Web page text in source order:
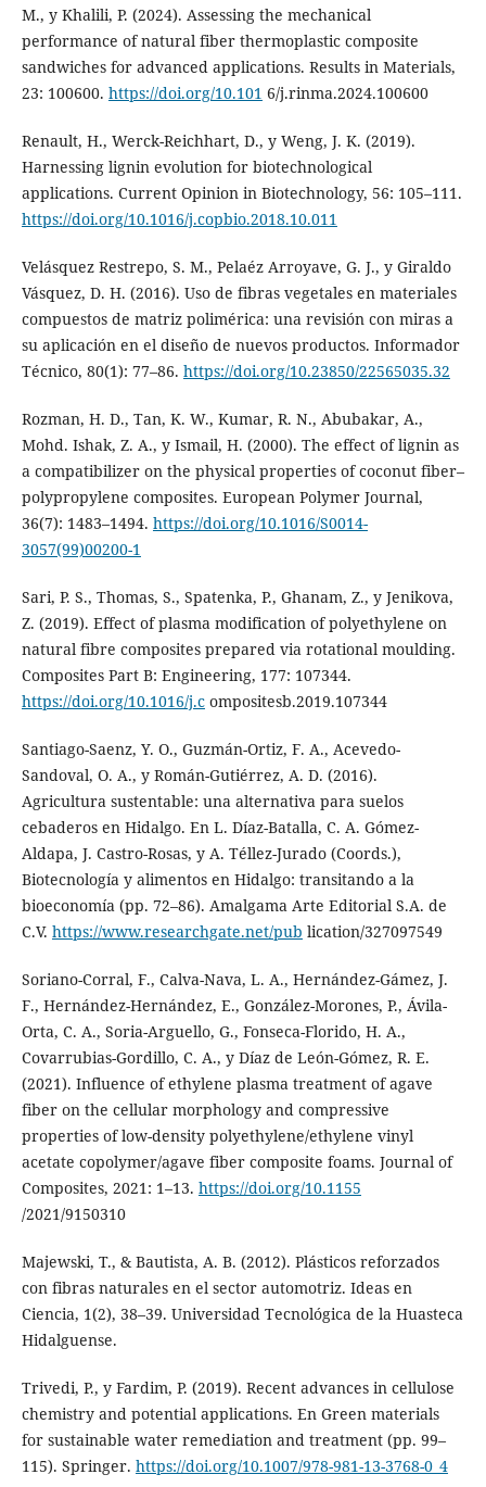
M., y Khalili, P. (2024). Assessing the mechanical
performance of natural fiber thermoplastic composite
sandwiches for advanced applications. Results in Materials,
23: 100600. https://doi.org/10.101 6/j.rinma.2024.100600
Renault, H., Werck-Reichhart, D., y Weng, J. K. (2019).
Harnessing lignin evolution for biotechnological
applications. Current Opinion in Biotechnology, 56: 105–111.
https://doi.org/10.1016/j.copbio.2018.10.011
Velásquez Restrepo, S. M., Pelaéz Arroyave, G. J., y Giraldo
Vásquez, D. H. (2016). Uso de fibras vegetales en materiales
compuestos de matriz polimérica: una revisión con miras a
su aplicación en el diseño de nuevos productos. Informador
Técnico, 80(1): 77–86. https://doi.org/10.23850/22565035.32
Rozman, H. D., Tan, K. W., Kumar, R. N., Abubakar, A.,
Mohd. Ishak, Z. A., y Ismail, H. (2000). The effect of lignin as
a compatibilizer on the physical properties of coconut fiber–
polypropylene composites. European Polymer Journal,
36(7): 1483–1494. https://doi.org/10.1016/S0014-
3057(99)00200-1
Sari, P. S., Thomas, S., Spatenka, P., Ghanam, Z., y Jenikova,
Z. (2019). Effect of plasma modification of polyethylene on
natural fibre composites prepared via rotational moulding.
Composites Part B: Engineering, 177: 107344.
https://doi.org/10.1016/j.compositesb.2019.107344
Santiago-Saenz, Y. O., Guzmán-Ortiz, F. A., Acevedo-
Sandoval, O. A., y Román-Gutiérrez, A. D. (2016).
Agricultura sustentable: una alternativa para suelos
cebaderos en Hidalgo. En L. Díaz-Batalla, C. A. Gómez-
Aldapa, J. Castro-Rosas, y A. Téllez-Jurado (Coords.),
Biotecnología y alimentos en Hidalgo: transitando a la
bioeconomía (pp. 72–86). Amalgama Arte Editorial S.A. de
C.V. https://www.researchgate.net/pub lication/327097549
Soriano-Corral, F., Calva-Nava, L. A., Hernández-Gámez, J.
F., Hernández-Hernández, E., González-Morones, P., Ávila-
Orta, C. A., Soria-Arguello, G., Fonseca-Florido, H. A.,
Covarrubias-Gordillo, C. A., y Díaz de León-Gómez, R. E.
(2021). Influence of ethylene plasma treatment of agave
fiber on the cellular morphology and compressive
properties of low-density polyethylene/ethylene vinyl
acetate copolymer/agave fiber composite foams. Journal of
Composites, 2021: 1–13. https://doi.org/10.1155
/2021/9150310
Majewski, T., & Bautista, A. B. (2012). Plásticos reforzados
con fibras naturales en el sector automotriz. Ideas en
Ciencia, 1(2), 38–39. Universidad Tecnológica de la Huasteca
Hidalguense.
Trivedi, P., y Fardim, P. (2019). Recent advances in cellulose
chemistry and potential applications. En Green materials
for sustainable water remediation and treatment (pp. 99–
115). Springer. https://doi.org/10.1007/978-981-13-3768-0_4